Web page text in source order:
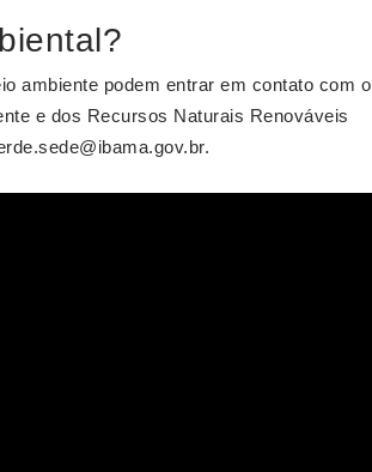
ambiente podem entrar em contato com o
e dos Recursos Naturais Renováveis
.